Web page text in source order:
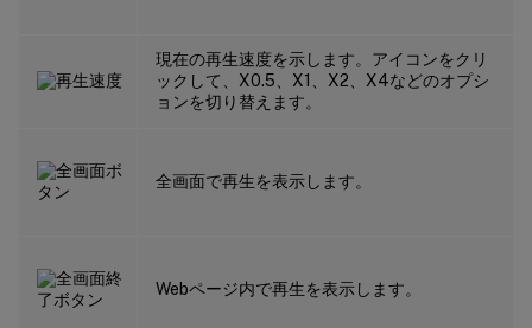
現在の再生速度を示します。アイコンをクリ
ックして、X0.5、X1、X2、X4などのオプシ
ョンを切り替えます。
全画面で再生を表示します。
Webページ内で再生を表示します。